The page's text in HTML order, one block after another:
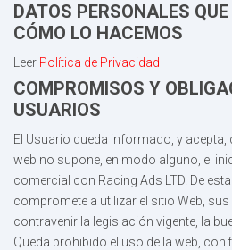
DATOS PERSONALES
CÓMO LO HACEMOS
Leer Política de Privacidad
COMPROMISOS Y
USUARIOS
El Usuario queda informado, y acepta,
web no supone, en modo alguno, el
comercial con Racing Ads LTD. De
compromete a utilizar el sitio Web,
contravenir la legislación vigente, la
Queda prohibido el uso de la web,